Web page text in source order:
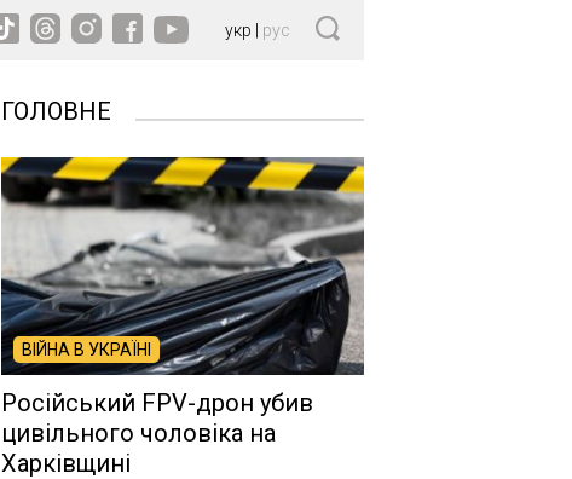
укр рус
ГОЛОВНЕ
ВІЙНА В УКРАЇНІ
Російський FPV-дрон убив
цивільного чоловіка на
Харківщині